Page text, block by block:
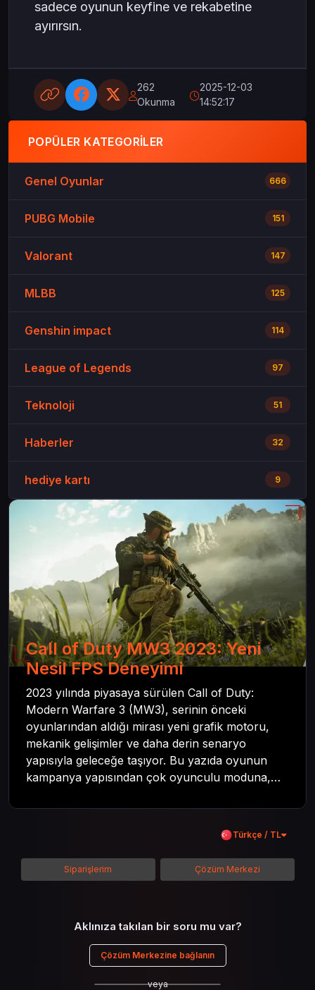
sadece oyunun keyfine ve rekabetine
ayırırsın.
262
Okunma
2025-12-03
14:52:17
POPÜLER KATEGORILER
Genel Oyunlar 666
PUBG Mobile 151
Valorant 147
MLBB 125
Genshin impact 114
League of Legends 97
Teknoloji 51
Haberler 32
hediye kartı 9
Call of Duty MW3 2023: Yeni
Nesil FPS Deneyimi
2023 yılında piyasaya sürülen Call of Duty:
Modern Warfare 3 (MW3), serinin önceki
oyunlarından aldığı mirası yeni grafik motoru,
mekanik gelişimler ve daha derin senaryo
yapısıyla geleceğe taşıyor. Bu yazıda oyunun
kampanya yapısından çok oyunculu moduna,
kadar her şeyi kapsamaya çalışacaktır. Tüm
içeriği boyunca Call of Duty evreninin
detaylarına inilecek ve steam hediye kartı
kullanımının avantajlarından da bahsedilecektir.
Türkçe / TL
Siparişlerim Çözüm Merkezi
Aklınıza takılan bir soru mu var?
Çözüm Merkezine bağlanın
veya